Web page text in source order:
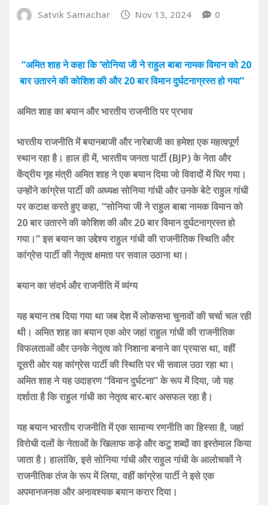
Satvik Samachar Nov 13, 2024 0
“अमित शाह ने कहा कि ‘सोनिया जी ने राहुल बाबा नामक विमान को 20
बार उतारने की कोशिश की और 20 बार विमान दुर्घटनाग्रस्त हो गया”
अमित शाह का बयान और भारतीय राजनीति पर प्रभाव
भारतीय राजनीति में बयानबाजी और नारेबाजी का हमेशा एक महत्वपूर्ण
स्थान रहा है। हाल ही में, भारतीय जनता पार्टी (BJP) के नेता और
केंद्रीय गृह मंत्री अमित शाह ने एक बयान दिया जो विवादों में घिर गया।
उन्होंने कांग्रेस पार्टी की अध्यक्ष सोनिया गांधी और उनके बेटे राहुल गांधी
पर कटाक्ष करते हुए कहा, “सोनिया जी ने राहुल बाबा नामक विमान को
20 बार उतारने की कोशिश की और 20 बार विमान दुर्घटनाग्रस्त हो
गया।” इस बयान का उद्देश्य राहुल गांधी की राजनीतिक स्थिति और
कांग्रेस पार्टी की नेतृत्व क्षमता पर सवाल उठाना था।
बयान का संदर्भ और राजनीति में व्यंग्य
यह बयान तब दिया गया था जब देश में लोकसभा चुनावों की चर्चा चल रही
थी। अमित शाह का बयान एक ओर जहां राहुल गांधी की राजनीतिक
विफलताओं और उनके नेतृत्व को निशाना बनाने का प्रयास था, वहीं
दूसरी ओर यह कांग्रेस पार्टी की स्थिति पर भी सवाल उठा रहा था।
अमित शाह ने यह उदाहरण “विमान दुर्घटना” के रूप में दिया, जो यह
दर्शाता है कि राहुल गांधी का नेतृत्व बार-बार असफल रहा है।
यह बयान भारतीय राजनीति में एक सामान्य रणनीति का हिस्सा है, जहां
विरोधी दलों के नेताओं के खिलाफ कड़े और कटु शब्दों का इस्तेमाल किया
जाता है। हालांकि, इसे सोनिया गांधी और राहुल गांधी के आलोचकों ने
राजनीतिक तंज के रूप में लिया, वहीं कांग्रेस पार्टी ने इसे एक
अपमानजनक और अनावश्यक बयान करार दिया।